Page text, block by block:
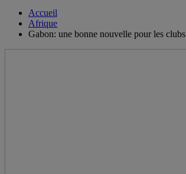
Accueil
Afrique
Gabon: une bonne nouvelle pour les clubs